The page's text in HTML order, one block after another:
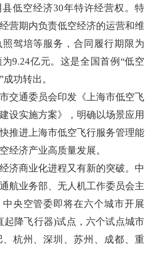
低空经济30年特许经营权。特
营期内负责低空经济的运营和维
驾培等服务，合同履行期限为
9.24亿元。这是全国首例“低空
功转出。
交通委员会印发《上海市低空飞
设实施方案》，明确以场景应用
推进上海市低空飞行服务管理能
经济产业高质量发展。
济商业化进程又有新的突破。中
航业务部、无人机工作委员会主
央空管委即将在六个城市开展
起降飞行器)试点，六个试点城市
杭州、深圳、苏州、成都、重